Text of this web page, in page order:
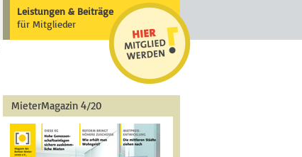
Leistungen & Beiträge
für Mitglieder
MieterMagazin 4/20